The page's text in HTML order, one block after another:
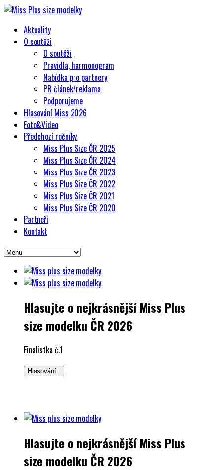
Aktuality
O soutěži
O soutěži
Pravidla, harmonogram
Nabídka pro partnery
PR článek/reklama
Podporujeme
Hlasování Miss 2026
Foto&Video
Předchozí ročníky
Miss Plus Size ČR 2025
Miss Plus Size ČR 2024
Miss Plus Size ČR 2023
Miss Plus Size ČR 2022
Miss Plus Size ČR 2021
Miss Plus Size ČR 2020
Partneři
Kontakt
Hlasujte o nejkrásnější Miss Plus
size modelku ČR 2026
Finalistka č.1
Hlasování
Hlasujte o nejkrásnější Miss Plus
size modelku ČR 2026